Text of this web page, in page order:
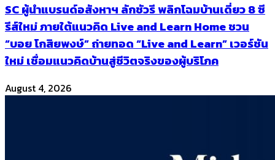
SC ผู้นำแบรนด์อสังหาฯ ลักชัวรี พลิกโฉมบ้านเดี่ยว 8 ซี
รีส์ใหม่ ภายใต้แนวคิด Live and Learn Home ชวน
“บอย โกสิยพงษ์” ถ่ายทอด “Live and Learn” เวอร์ชัน
ใหม่ เชื่อมแนวคิดบ้านสู่ชีวิตจริงของผู้บริโภค
August 4, 2026